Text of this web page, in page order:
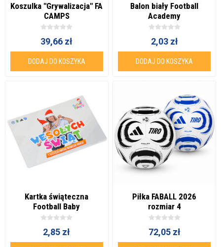
Koszulka "Grywalizacja" FA
CAMPS
39,66 zł
DODAJ DO KOSZYKA
Balon biały Football
Academy
2,03 zł
DODAJ DO KOSZYKA
Kartka świąteczna
Football Baby
2,85 zł
Piłka FABALL 2026
rozmiar 4
72,05 zł